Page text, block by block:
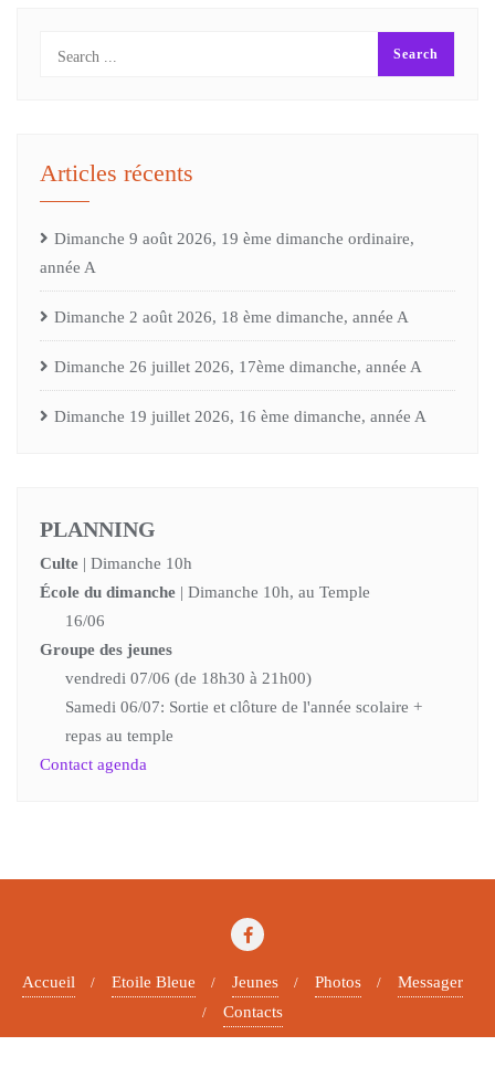
Articles récents
Dimanche 9 août 2026, 19 ème dimanche ordinaire,
année A
Dimanche 2 août 2026, 18 ème dimanche, année A
Dimanche 26 juillet 2026, 17ème dimanche, année A
Dimanche 19 juillet 2026, 16 ème dimanche, année A
PLANNING
Culte | Dimanche 10h
École du dimanche | Dimanche 10h, au Temple
16/06
Groupe des jeunes
vendredi 07/06 (de 18h30 à 21h00)
Samedi 06/07: Sortie et clôture de l'année scolaire +
repas au temple
Contact agenda
Accueil Etoile Bleue Jeunes Photos
Messager
Contacts